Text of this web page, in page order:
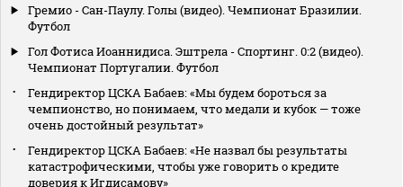
Гремио - Сан-Паулу. Голы (видео). Чемпионат Бразилии.
Футбол
Гол Фотиса Иоаннидиса. Эштрела - Спортинг. 0:2 (видео).
Чемпионат Португалии. Футбол
Гендиректор ЦСКА Бабаев: «Мы будем бороться за
чемпионство, но понимаем, что медали и кубок — тоже
очень достойный результат»
Гендиректор ЦСКА Бабаев: «Не назвал бы результаты
катастрофическими, чтобы уже говорить о кредите
доверия к Игдисамову»